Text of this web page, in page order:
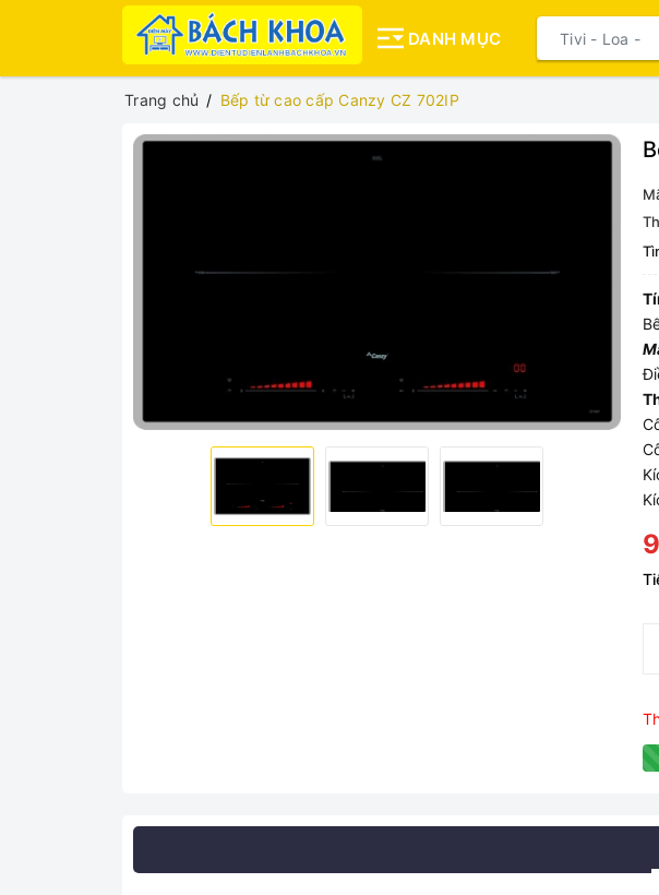
DANH MỤC
Trang chủ Bếp từ cao cấp Canzy CZ 702IP